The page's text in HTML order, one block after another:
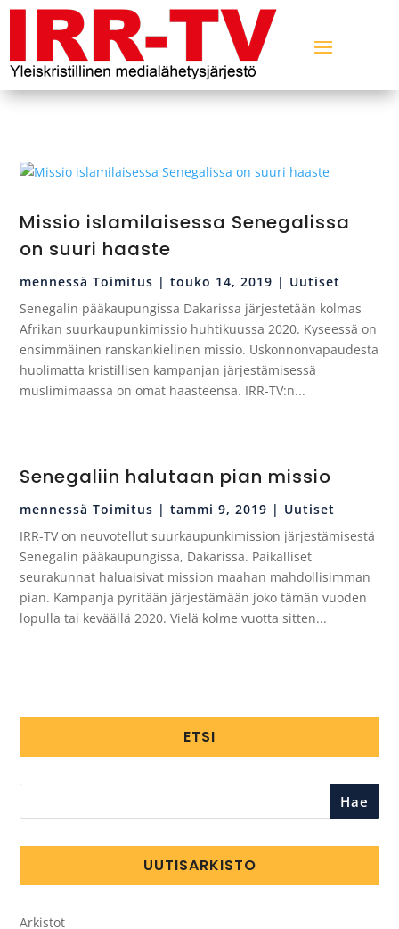
Missio islamilaisessa Senegalissa
on suuri haaste
mennessäToimitus |touko 14, 2019 | Uutiset
Senegalin pääkaupungissa Dakarissa järjestetään kolmas
Afrikan suurkaupunkimissio huhtikuussa 2020. Kyseessä on
ensimmäinen ranskankielinen missio. Uskonnonvapaudesta
huolimatta kristillisen kampanjan järjestämisessä
muslimimaassa on omat haasteensa. IRR-TV:n...
Senegaliin halutaan pian missio
mennessäToimitus |tammi 9, 2019 | Uutiset
IRR-TV on neuvotellut suurkaupunkimission järjestämisestä
Senegalin pääkaupungissa, Dakarissa. Paikalliset
seurakunnat haluaisivat mission maahan mahdollisimman
pian. Kampanja pyritään järjestämään joko tämän vuoden
lopulla tai keväällä 2020. Vielä kolme vuotta sitten...
ETSI
Hae
UUTISARKISTO
Arkistot